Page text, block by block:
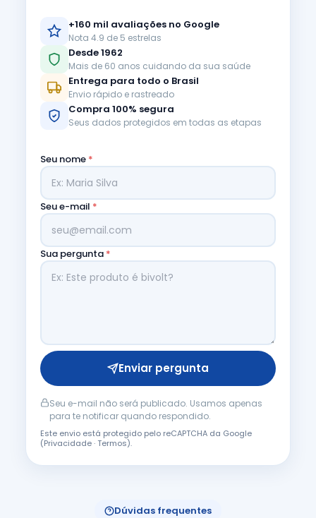
+160 mil avaliações no Google
Nota 4.9 de 5 estrelas
Desde 1962
Mais de 60 anos cuidando da sua saúde
Entrega para todo o Brasil
Envio rápido e rastreado
Compra 100% segura
Seus dados protegidos em todas as etapas
Seu nome *
Seu e-mail *
Sua pergunta *
Enviar pergunta
Seu e-mail não será publicado. Usamos apenas
para te notificar quando respondido.
Este envio está protegido pelo reCAPTCHA da Google
(Privacidade·Termos).
Dúvidas frequentes